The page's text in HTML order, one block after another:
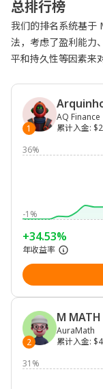
总排行榜
我们的排名系统基于
法，考虑了盈利能力
平和持久性等因素来
1
AQ Finance
累计入金:
36%
-1%
+34.53%
年收益率
2
M MATH
AuraMath
累计入金:
31%